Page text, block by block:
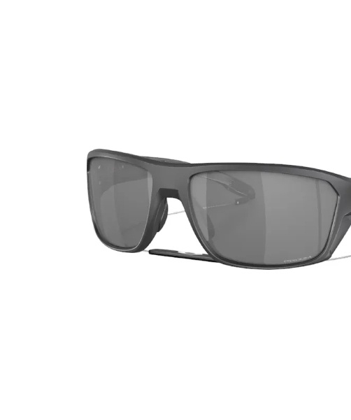
Air Optix
Clariti
Proclear